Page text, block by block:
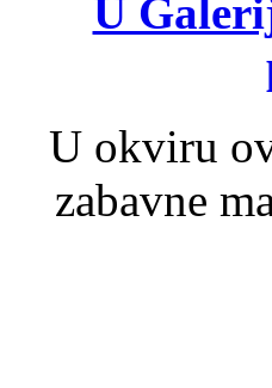
U
U okviru
zabavne